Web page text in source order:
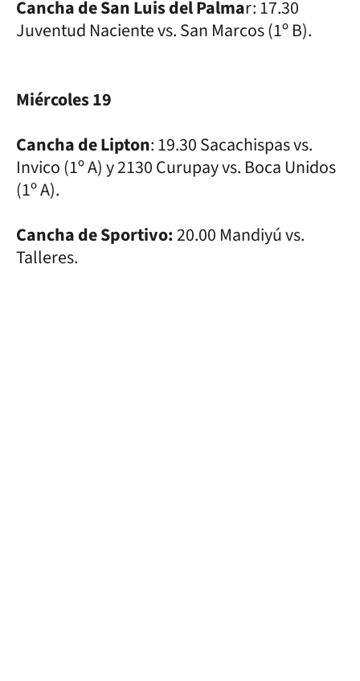
Cancha de San Luis del Palmar: 17.30
Juventud Naciente vs. San Marcos (1º B).
Miércoles 19
Cancha de Lipton: 19.30 Sacachispas vs.
Invico (1º A) y 2130 Curupay vs. Boca Unidos
(1º A).
Cancha de Sportivo:20.00 Mandiyú vs.
Talleres.